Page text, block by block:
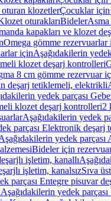
oturan klozetlerÇocuklar için
oturaklarıBideler
kapakları ve klozet
Omega gömme rezervuarlar
içinAşağıdakilerin
klozet deşarj kontrolleri
8 cm gömme rezervuar
deşarj tetiklemeli, elektrikli
yedek parçası
klozet deşarj kontrolleri2
Aşağıdakilerin yedek
parçası Elektronik
yedek
Bideler için
işletim, kanallı
işletim, kanalsızSıva
parçası Entegre pisuvar
Aşağıdakilerin yedek